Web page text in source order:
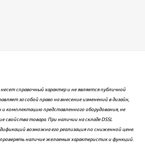
справочный характер и не является публичной
за собой право на внесение изменений в дизайн,
и комплектацию представленного оборудования, не
товара. При наличии на складе DSSL
возможна его реализация по сниженной цене.
наличие желаемых характеристик и функций.